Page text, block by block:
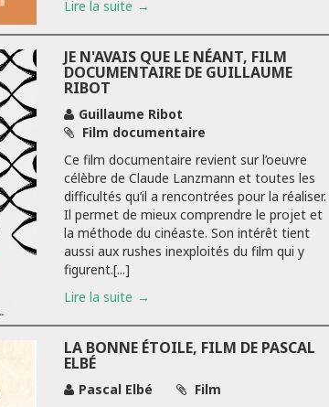
Lire la suite
JE N'AVAIS QUE LE NÉANT, FILM
DOCUMENTAIRE DE GUILLAUME
RIBOT
Guillaume Ribot
Film documentaire
Ce film documentaire revient sur l’oeuvre
célèbre de Claude Lanzmann et toutes les
difficultés qu’il a rencontrées pour la réaliser.
Il permet de mieux comprendre le projet et
la méthode du cinéaste. Son intérêt tient
aussi aux rushes inexploités du film qui y
figurent.[...]
Lire la suite
LA BONNE ÉTOILE, FILM DE PASCAL
ELBÉ
Pascal Elbé
Film